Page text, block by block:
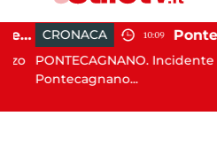
CRONACA 10:09
PONTECAGNANO. Incidente
Pontecagnano...